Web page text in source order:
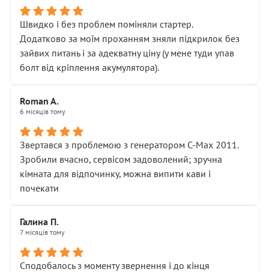
Швидко і без проблем поміняли стартер.
Додатково за моїм проханням зняли підкрилок без
зайвих питань і за адекватну ціну (у мене туди упав
болт від кріплення акумулятора).
Roman A.
6 місяців тому
Звертався з проблемою з генератором C-Max 2011.
Зробили вчасно, сервісом задоволений; зручна
кімната для відпочинку, можна випити кави і
почекати
Галина П.
7 місяців тому
Сподобалось з моменту звернення і до кінця